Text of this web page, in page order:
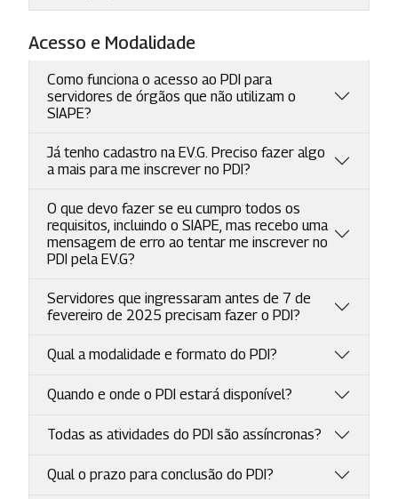
Acesso e Modalidade
Como funciona o acesso ao PDI para
servidores de órgãos que não utilizam o
SIAPE?
Já tenho cadastro na EV.G. Preciso fazer algo
a mais para me inscrever no PDI?
O que devo fazer se eu cumpro todos os
requisitos, incluindo o SIAPE, mas recebo uma
mensagem de erro ao tentar me inscrever no
PDI pela EV.G?
Servidores que ingressaram antes de 7 de
fevereiro de 2025 precisam fazer o PDI?
Qual a modalidade e formato do PDI?
Quando e onde o PDI estará disponível?
Todas as atividades do PDI são assíncronas?
Qual o prazo para conclusão do PDI?